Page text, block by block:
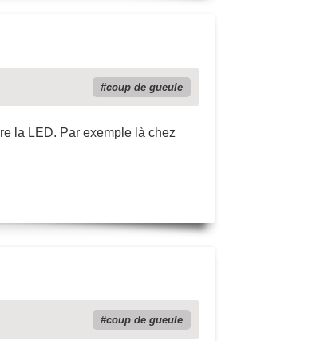
coup de gueule
la LED. Par exemple là chez
coup de gueule